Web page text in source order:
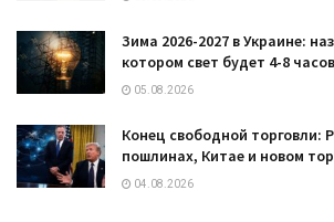
Зима 2026-2027 в Украине:
котором свет будет 4-8
05.08.2026
Конец свободной торговли:
пошлинах, Китае и новом
04.08.2026